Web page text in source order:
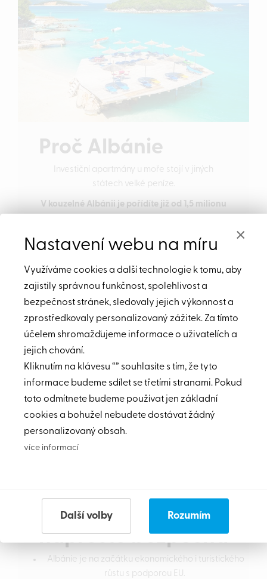
Proč Albánie
Investiční apartmány u moře stojí v jiných
státech velké peníze.
V kouzelné Albánii je pořídíte již od 1,5 milionu
Hodnota nemovitostí v Albánii stoupá každý rok
o 100% v průběhu příštích několika málo let.
Do Albánie se dostanete pohodlně letecky
z Prahy, Vídně, Berlína i spousty dalších měst.
Letenky začínají na 700 Kč. Přímý let z Prahy trvá
zhruba 2 h.
Albánie je
naprosto bezpečná
Albánie je na začátku ekonomického i turistického
růstu s podporou EU.
Nastavení webu na míru ×
Využíváme cookies a další technologie k tomu, aby
zajistily správnou funkčnost, spolehlivost a
bezpečnost stránek, sledovaly jejich výkonnost a
zprostředkovaly personalizovaný zážitek. Za tímto
účelem shromažďujeme informace o uživatelích a
jejich chování.
Kliknutím na klávesu “” souhlasíte s tím, že tyto
informace budeme sdílet se třetími stranami. Pokud
toto odmítnete budeme používat jen základní
cookies a bohužel nebudete dostávat žádný
personalizovaný obsah.
více informací
Další volby Rozumím